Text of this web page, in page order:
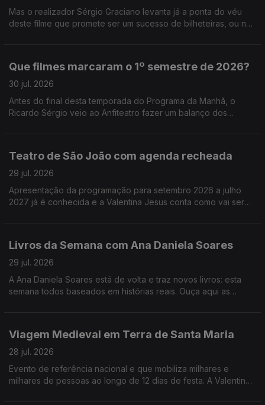
Mas o realizador Sérgio Graciano levanta já a ponta do véu
deste filme que promete ser um sucesso de bilheteiras, ou não
Que filmes marcaram o 1º semestre de 2026?
30 jul. 2026
Antes do final desta temporada do Programa da Manhã, o
Ricardo Sérgio veio ao Anfiteatro fazer um balanço dos
Teatro de São João com agenda recheada
29 jul. 2026
Apresentação da programação para setembro 2026 a julho
2027 já é conhecida e a Valentina Jesus conta como vai ser
Livros da Semana com Ana Daniela Soares
29 jul. 2026
A Ana Daniela Soares está de volta e traz novos livros: esta
semana todos baseados em histórias reais. Ouça aqui as
Viagem Medieval em Terra de Santa Maria
28 jul. 2026
Evento de referência nacional e que mobiliza milhares e
milhares de pessoas ao longo de 12 dias de festa. A Valentina